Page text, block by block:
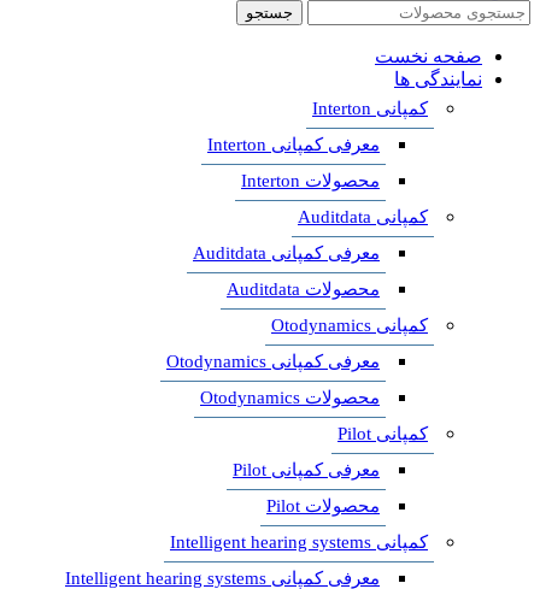
جستجو
صفحه نخست
نمایندگی ها
کمپانی Interton
معرفی کمپانی Interton
محصولات Interton
کمپانی Auditdata
معرفی کمپانی Auditdata
محصولات Auditdata
کمپانی Otodynamics
معرفی کمپانی Otodynamics
محصولات Otodynamics
کمپانی Pilot
معرفی کمپانی Pilot
محصولات Pilot
کمپانی Intelligent hearing systems
معرفی کمپانی Intelligent hearing systems